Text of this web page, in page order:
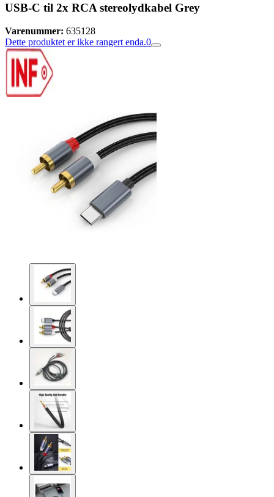
USB-C til 2x RCA stereolydkabel Grey
Varenummer: 635128
Dette produktet er ikke rangert enda.0